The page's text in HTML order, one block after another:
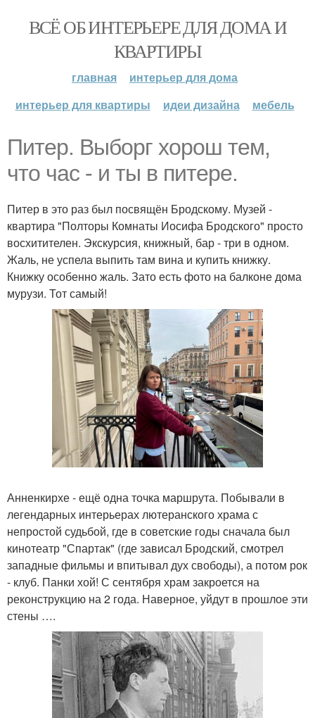
ВСЁ ОБ ИНТЕРЬЕРЕ ДЛЯ ДОМА И
КВАРТИРЫ
главная
интерьер для дома
интерьер для квартиры
идеи дизайна мебель
Питер. Выборг хорош тем,
что час - и ты в питере.
Питер в это раз был посвящён Бродскому. Музей -
квартира "Полторы Комнаты Иосифа Бродского" просто
восхитителен. Экскурсия, книжный, бар - три в одном.
Жаль, не успела выпить там вина и купить книжку.
Книжку особенно жаль. Зато есть фото на балконе дома
мурузи. Тот самый!
Анненкирхе - ещё одна точка маршрута. Побывали в
легендарных интерьерах лютеранского храма с
непростой судьбой, где в советские годы сначала был
кинотеатр "Спартак" (где зависал Бродский, смотрел
западные фильмы и впитывал дух свободы), а потом рок
- клуб. Панки хой! С сентября храм закроется на
реконструкцию на 2 года. Наверное, уйдут в прошлое эти
стены ….